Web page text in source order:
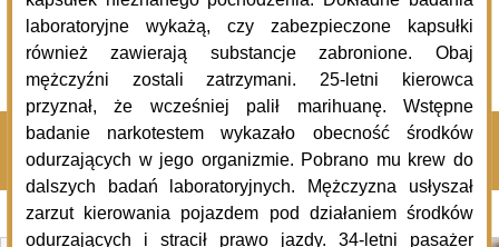
04.08.2026 Komenda Policji Siemiatycze
Szczęśliwy finał poszukiwań 45-latka
Pokaż więcej
Kliknij, by wyświetlić wszystkie artykuły
Na sygnale